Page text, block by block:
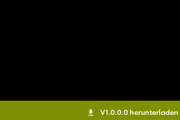
V1.0.0.0 herunterladen